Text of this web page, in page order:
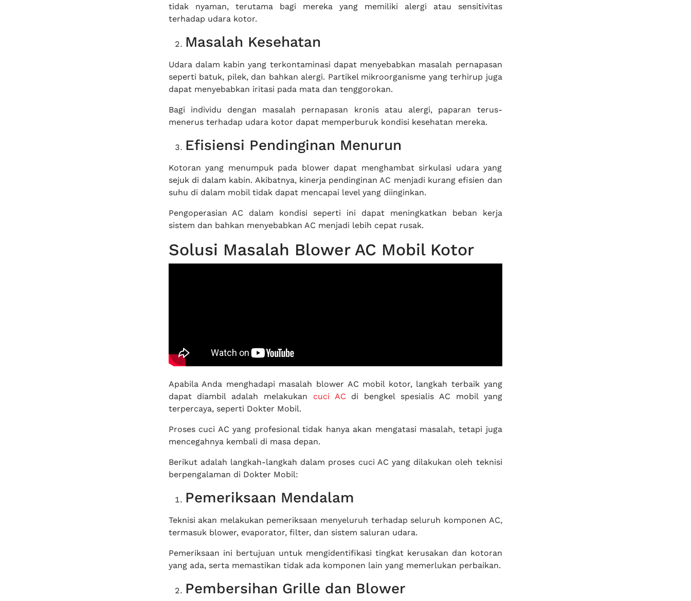
tidak nyaman, terutama bagi mereka yang memiliki alergi atau sensitivitas
terhadap udara kotor.
Masalah Kesehatan
Udara dalam kabin yang terkontaminasi dapat menyebabkan masalah pernapasan
seperti batuk, pilek, dan bahkan alergi. Partikel mikroorganisme yang terhirup juga
dapat menyebabkan iritasi pada mata dan tenggorokan.
Bagi individu dengan masalah pernapasan kronis atau alergi, paparan terus-
menerus terhadap udara kotor dapat memperburuk kondisi kesehatan mereka.
Efisiensi Pendinginan Menurun
Kotoran yang menumpuk pada blower dapat menghambat sirkulasi udara yang
sejuk di dalam kabin. Akibatnya, kinerja pendinginan AC menjadi kurang efisien dan
suhu di dalam mobil tidak dapat mencapai level yang diinginkan.
Pengoperasian AC dalam kondisi seperti ini dapat meningkatkan beban kerja
sistem dan bahkan menyebabkan AC menjadi lebih cepat rusak.
Solusi Masalah Blower AC Mobil Kotor
Apabila Anda menghadapi masalah blower AC mobil kotor, langkah terbaik yang
dapat diambil adalah melakukan cuci AC di bengkel spesialis AC mobil yang
terpercaya, seperti Dokter Mobil.
Proses cuci AC yang profesional tidak hanya akan mengatasi masalah, tetapi juga
mencegahnya kembali di masa depan.
Berikut adalah langkah-langkah dalam proses cuci AC yang dilakukan oleh teknisi
berpengalaman di Dokter Mobil:
Pemeriksaan Mendalam
Teknisi akan melakukan pemeriksaan menyeluruh terhadap seluruh komponen AC,
termasuk blower, evaporator, filter, dan sistem saluran udara.
Pemeriksaan ini bertujuan untuk mengidentifikasi tingkat kerusakan dan kotoran
yang ada, serta memastikan tidak ada komponen lain yang memerlukan perbaikan.
Pembersihan Grille dan Blower